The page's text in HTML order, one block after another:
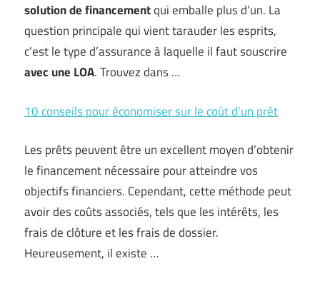
solution de financementqui emballe plus d’un. La
question principale qui vient tarauder les esprits,
c’est le type d’assurance à laquelle il faut souscrire
avec une LOA. Trouvez dans …
10 conseils pour économiser sur le coût d’un prêt
Les prêts peuvent être un excellent moyen d’obtenir
le financement nécessaire pour atteindre vos
objectifs financiers. Cependant, cette méthode peut
avoir des coûts associés, tels que les intérêts, les
frais de clôture et les frais de dossier.
Heureusement, il existe …